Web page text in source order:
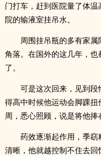
门打车，赶到医院量了体
院的输液室挂吊水。
周围挂吊瓶的多有家
角落。在国外的这几年，
了。
可是这次回来，见到
得高中时候他运动会脚踝
周，悉心照顾，说是将他捧
药效逐渐起作用，季
清晰，他就越控制不住去回